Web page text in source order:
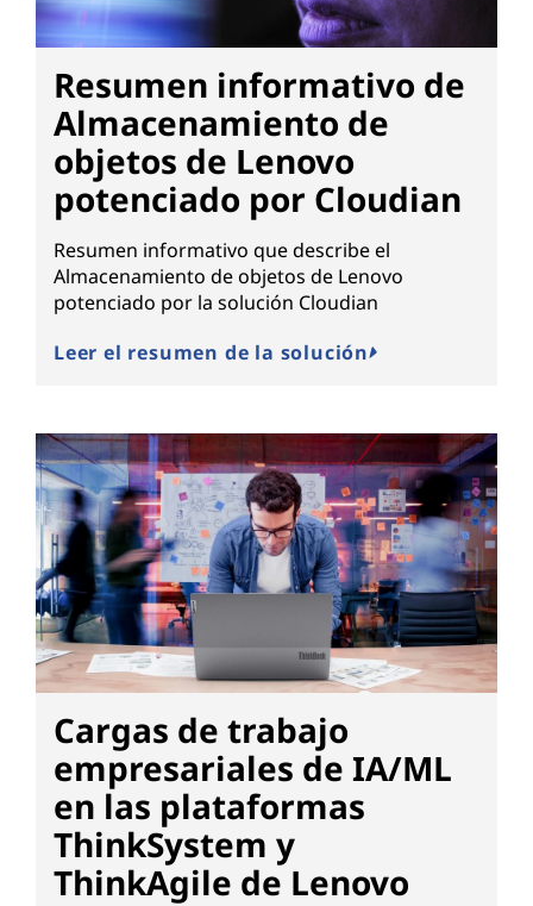
Resumen informativo de
Almacenamiento de
objetos de Lenovo
potenciado por Cloudian
Resumen informativo que describe el
Almacenamiento de objetos de Lenovo
potenciado por la solución Cloudian
Leer el resumen de la solución
Cargas de trabajo
empresariales de IA/ML
en las plataformas
ThinkSystem y
ThinkAgile de Lenovo